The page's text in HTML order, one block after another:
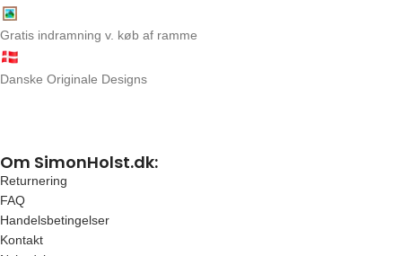
Gratis indramning v. køb af ramme
Danske Originale Designs
Om SimonHolst.dk:
Returnering
FAQ
Handelsbetingelser
Kontakt